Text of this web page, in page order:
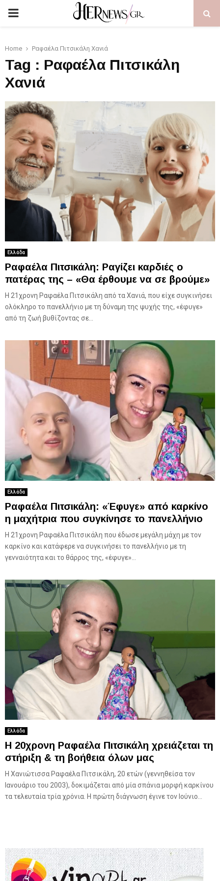
PRIMARY
Home Ραφαέλα Πιτσικάλη Χανιά
Tag : Ραφαέλα Πιτσικάλη
Χανιά
Ελλάδα
Ραφαέλα Πιτσικάλη: Ραγίζει καρδιές ο
πατέρας της – «Θα έρθουμε να σε βρούμε»
Η 21χρονη Ραφαέλα Πιτσικάλη από τα Χανιά, που είχε συγκινήσει
ολόκληρο το πανελλήνιο με τη δύναμη της ψυχής της, «έφυγε»
από τη ζωή βυθίζοντας σε...
Ελλάδα
Ραφαέλα Πιτσικάλη: «Έφυγε» από καρκίνο
η μαχήτρια που συγκίνησε το πανελλήνιο
Η 21χρονη Ραφαέλα Πιτσικάλη που έδωσε μεγάλη μάχη με τον
καρκίνο και κατάφερε να συγκινήσει το πανελλήνιο με τη
γενναιότητα και το θάρρος της, «έφυγε»...
Ελλάδα
Η 20χρονη Ραφαέλα Πιτσικάλη χρειάζεται τη
στήριξη & τη βοήθεια όλων μας
Η Χανιώτισσα Ραφαέλα Πιτσικάλη, 20 ετών (γεννηθείσα τον
Ιανουάριο του 2003), δοκιμάζεται από μία σπάνια μορφή καρκίνου
τα τελευταία τρία χρόνια. Η πρώτη διάγνωση έγινε τον Ιούνιο...